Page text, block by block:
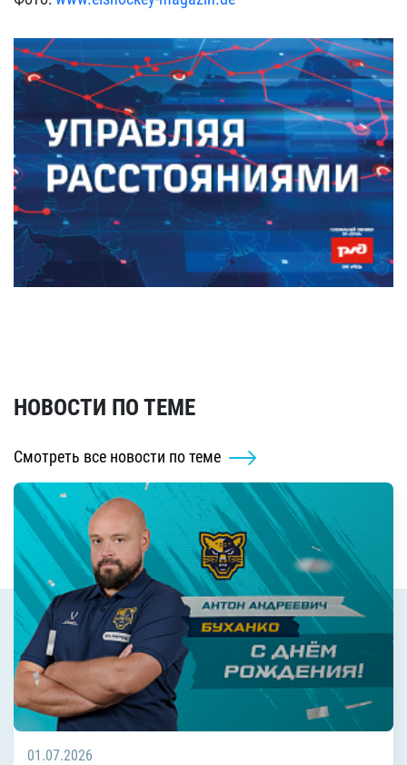
НОВОСТИ ПО ТЕМЕ
Смотреть все новости по теме
01.07.2026